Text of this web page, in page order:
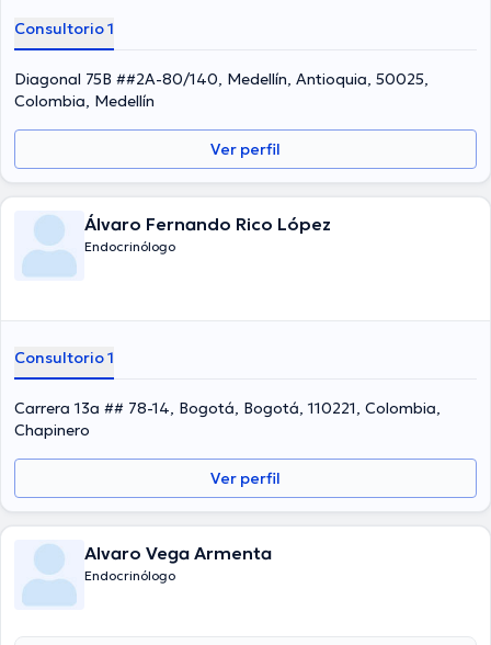
Consultorio 1
Diagonal 75B ##2A-80/140, Medellín, Antioquia, 50025,
Colombia, Medellín
Ver perfil
Álvaro Fernando Rico López
Endocrinólogo
Consultorio 1
Carrera 13a ## 78-14, Bogotá, Bogotá, 110221, Colombia,
Chapinero
Ver perfil
Alvaro Vega Armenta
Endocrinólogo